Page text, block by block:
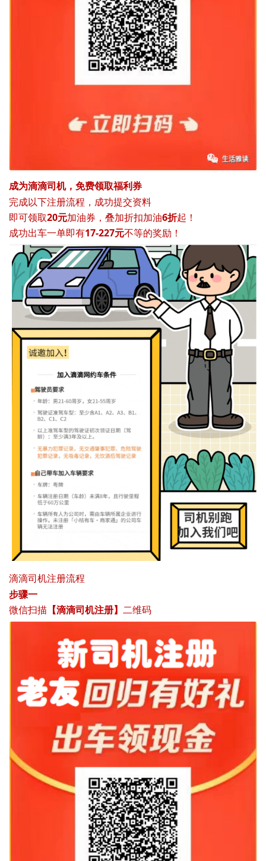
成为滴滴司机，免费领取福利券
完成以下注册流程，成功提交资料
即可领取20元加油券，叠加折扣加油6折起！
成功出车一单即有17-227元不等的奖励！
滴滴司机注册流程
步骤一
微信扫描 【滴滴司机注册】 二维码